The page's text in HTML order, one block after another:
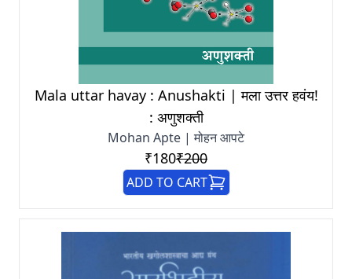
Mala uttar havay : Anushakti | मला उत्तर हवंय!
: अणुशक्ती
Mohan Apte | मोहन आपटे
₹180₹200
ADD TO CART